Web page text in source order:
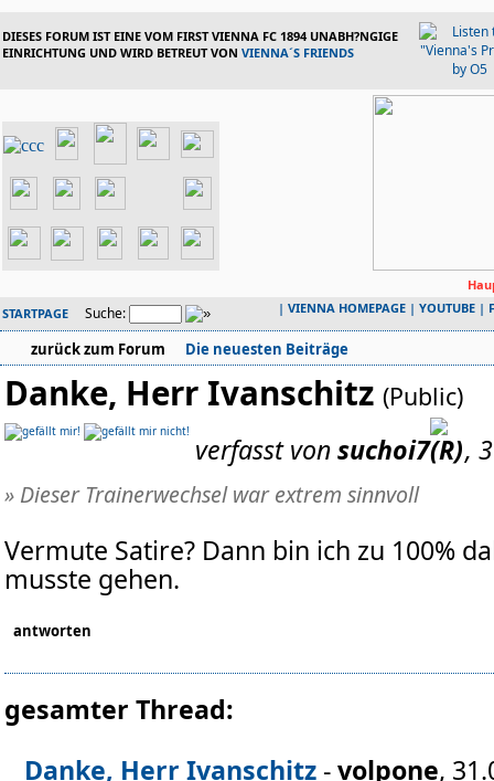
DIESES FORUM IST EINE VOM FIRST VIENNA FC 1894 UNABH?NGIGE
EINRICHTUNG UND WIRD BETREUT VON VIENNA´S FRIENDS
STARTPAGE
Suche: | VIENNA HOMEPAGE | YOUTUBE |
zurück zum Forum Die neuesten Beiträge
Danke, Herr Ivanschitz (Public)
verfasst vonsuchoi7 ,
» Dieser Trainerwechsel war extrem sinnvoll
Vermute Satire? Dann bin ich zu 100%
musste gehen.
antworten
gesamter Thread:
Danke, Herr Ivanschitz -volpone,